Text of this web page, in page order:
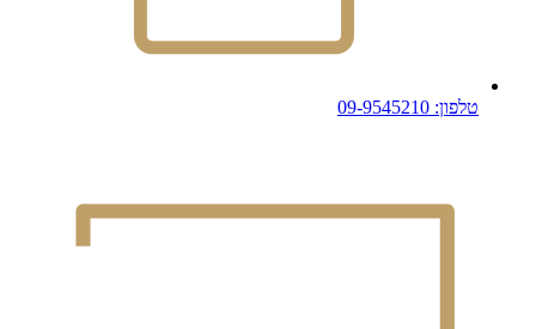
טלפון: 09-9545210